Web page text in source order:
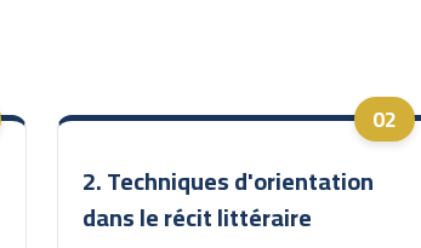
2. Techniques d'orientation
dans le récit littéraire